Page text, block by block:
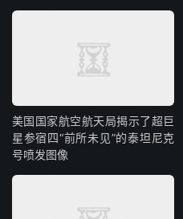
美国国家航空航天局揭示了超巨
星参宿四“前所未见”的泰坦尼克
号喷发图像